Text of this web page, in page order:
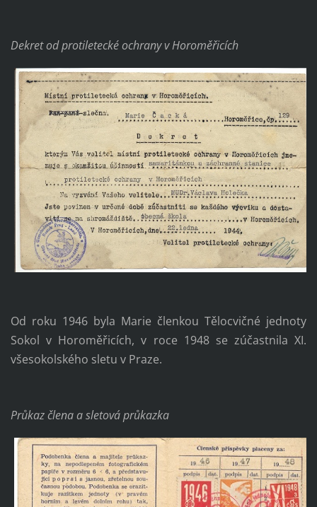
Dekret od protiletecké ochrany v Horoměřicích
Od roku 1946 byla Marie členkou Tělocvičné jednoty
Sokol v Horoměřicích, v roce 1948 se zúčastnila XI.
všesokolského sletu v Praze.
Průkaz člena a sletová průkazka